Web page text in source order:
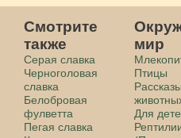
Смотрите
также
Серая славка
Черноголовая
славка
Белобровая
фулветта
Пегая славка
мир
Птицы
Для